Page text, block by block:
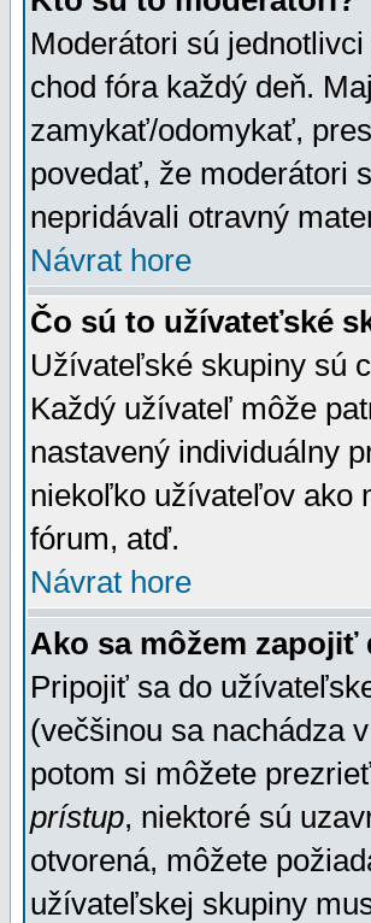
Moderátori sú
chod fóra každý deň.
zamykať/odomykať,
povedať, že moderátori
nepridávali otravný
Návrat hore
Čo sú to užívateťské
Užívateľské skupiny sú
Každý užívateľ môže
nastavený individuálny
niekoľko užívateľov ako
fórum, atď.
Návrat hore
Ako sa môžem
Pripojiť sa do
(večšinou sa nachádza
potom si môžete
prístup, niektoré sú
otvorená, môžete
užívateľskej skupiny